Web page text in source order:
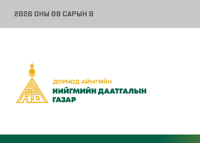
2026 ОНЫ 08 САРЫН 9